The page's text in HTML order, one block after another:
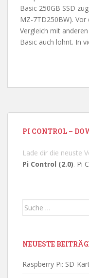
Basic 250GB SSD
MZ-7TD250BW).
Vergleich mit
Basic auch lohnt. In
PI CONTROL –
Lade dir die neuste
Pi Control (2.0). Pi
Suche
NEUESTE
Raspberry Pi: SD-